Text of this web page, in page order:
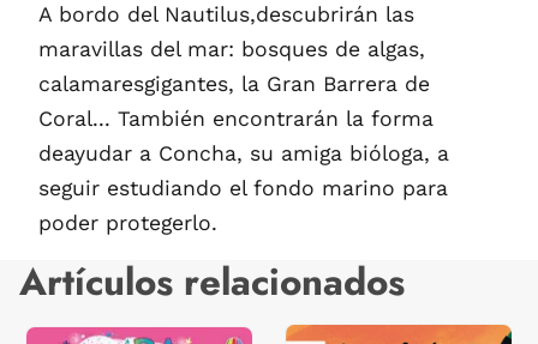
A bordo del Nautilus,descubrirán las
maravillas del mar: bosques de algas,
calamaresgigantes, la Gran Barrera de
Coral... También encontrarán la forma
deayudar a Concha, su amiga bióloga, a
seguir estudiando el fondo marino para
poder protegerlo.
Artículos relacionados